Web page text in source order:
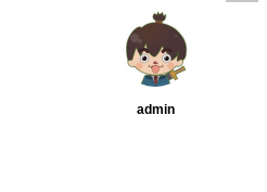
admin